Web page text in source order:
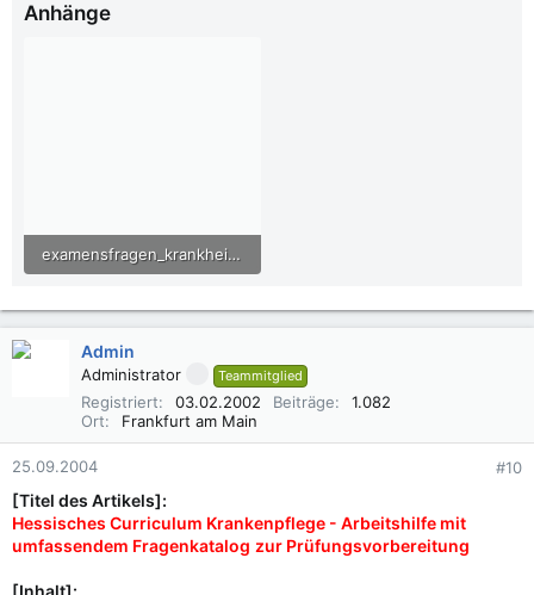
Anhänge
examensfragen_krankheitslehre_02.pdf
Admin
Administrator Teammitglied
Registriert 03.02.2002 Beiträge
1.082
Ort
Frankfurt am Main
25.09.2004 #10
[Titel des Artikels]:
Hessisches Curriculum Krankenpflege - Arbeitshilfe mit
umfassendem Fragenkatalog zur Prüfungsvorbereitung
[Inhalt]: